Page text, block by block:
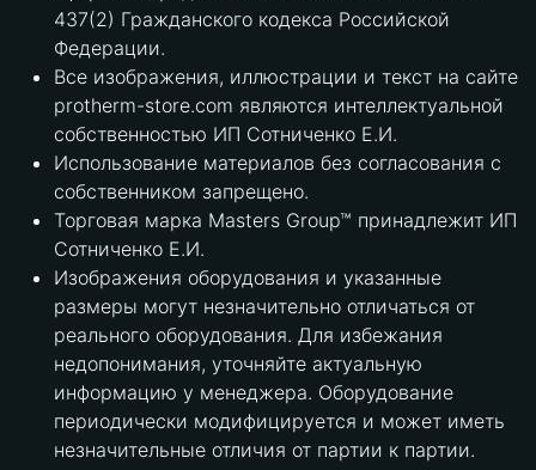
437(2) Гражданского кодекса Российской
Федерации.
Все изображения, иллюстрации и текст на сайте
protherm-store.com являются интеллектуальной
собственностью ИП Сотниченко Е.И.
Использование материалов без согласования с
собственником запрещено.
Торговая марка Masters Group™ принадлежит ИП
Сотниченко Е.И.
Изображения оборудования и указанные
размеры могут незначительно отличаться от
реального оборудования. Для избежания
недопонимания, уточняйте актуальную
информацию у менеджера. Оборудование
периодически модифицируется и может иметь
незначительные отличия от партии к партии.